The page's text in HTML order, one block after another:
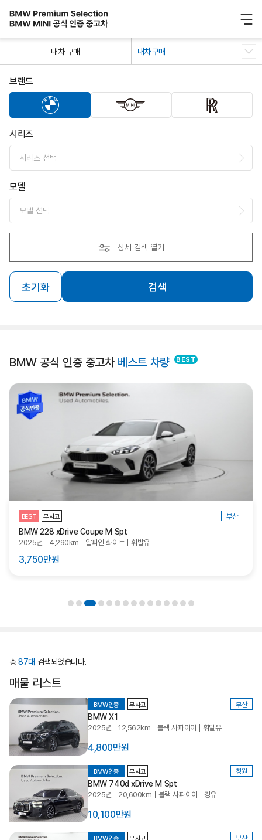
/ 0
내차 구매 내차 구매
브랜드
시리즈
시리즈 선택
모델
모델 선택
상세 검색 열기
초기화 검색
BMW 공식 인증 중고차 베스트 차량
BEST 무사고 부산
BMW 228 xDrive Coupe M Spt
2025년 4,290km 알파인 화이트 휘발유
3,750만원
총87대 검색되었습니다.
매물 리스트
BMW인증 무사고 부산
BMW X1
2025년 12,562km 블랙 사파이어 휘발유
4,800만원
BMW인증 무사고 창원
BMW 740d xDrive M Spt
2025년 20,600km 블랙 사파이어 경유
10,100만원
BMW인증 무사고 부산